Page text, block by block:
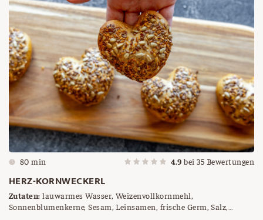
80 min 4.9 bei35 Bewertungen
HERZ-KORNWECKERL
Zutaten: lauwarmes Wasser, Weizenvollkornmehl,
Sonnenblumenkerne, Sesam, Leinsamen, frische Germ, Salz,